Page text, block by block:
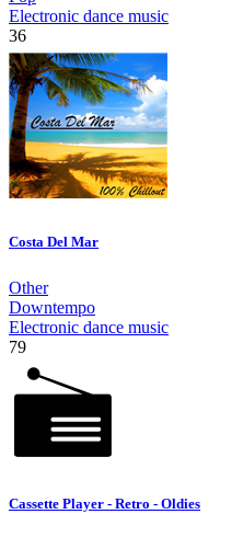
Electronic dance music
36
Costa Del Mar
Other
Downtempo
Electronic dance music
79
Cassette Player - Retro - Oldies